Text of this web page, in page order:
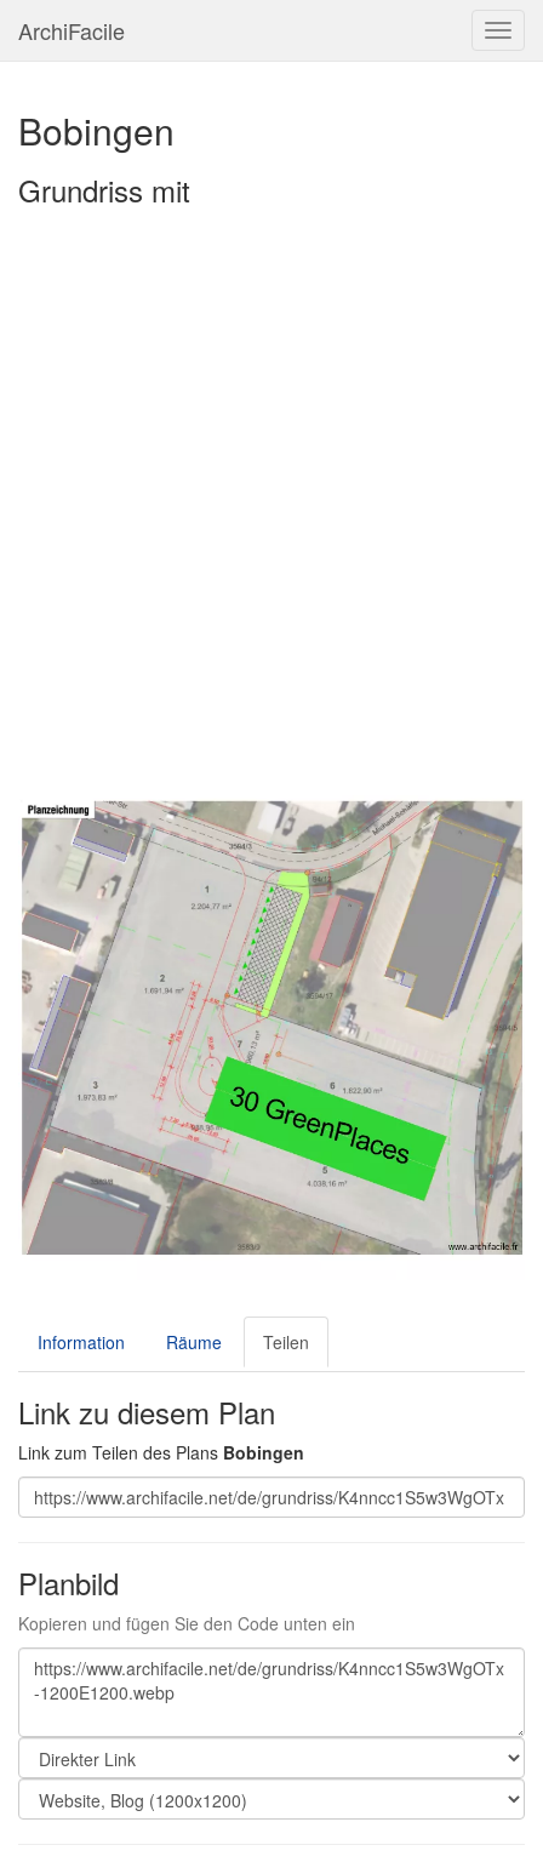
ArchiFacile
Bobingen
Grundriss mit
Information Räume Teilen
Link zu diesem Plan
Link zum Teilen des Plans Bobingen
Planbild
Kopieren und fügen Sie den Code unten ein